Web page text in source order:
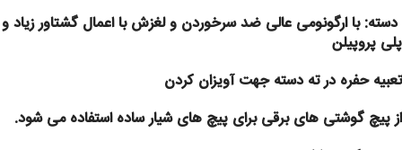
دسته: با ارگونومی عالی ضد سرخوردن و لغزش با اعمال گشتاور زیاد و
پلی پروپیلن
تعبیه حفره در ته دسته جهت آویزان کردن
از پیچ گوشتی های برقی برای پیچ های شیار ساده استفاده می شود.